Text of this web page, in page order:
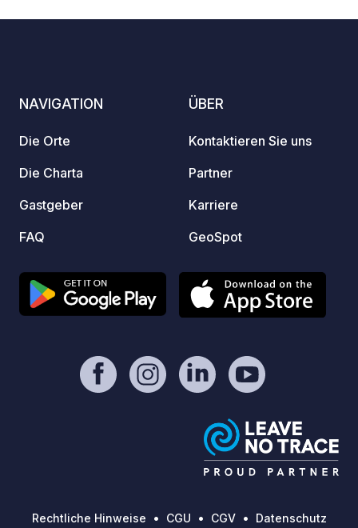
NAVIGATION
Die Orte
Die Charta
Gastgeber
FAQ
ÜBER
Kontaktieren Sie uns
Partner
Karriere
GeoSpot
Rechtliche Hinweise CGU CGV Datenschutz